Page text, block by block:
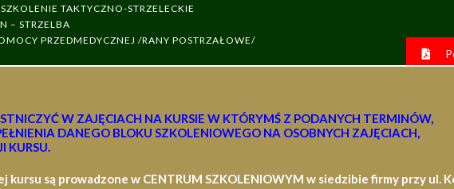
TAKTYCZNO-STRZELECKIE
– STRZELBA
PRZEDMEDYCZNEJ /RANY POSTRZAŁOWE/
W ZAJĘCIACH NA KURSIE W KTÓRYMŚ Z PODANYCH TERMINÓW,
DANEGO BLOKU SZKOLENIOWEGO NA OSOBNYCH ZAJĘCIACH,
KURSU.
kursu są prowadzone w CENTRUM SZKOLENIOWYM w siedzibie firmy przy ul.